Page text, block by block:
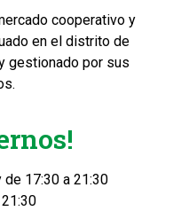
cooperativo y
en el distrito de
gestionado por sus
17:30 a 21:30